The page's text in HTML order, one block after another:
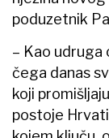
poduzetnik
– Kao udruga
čega danas
koji
postoje